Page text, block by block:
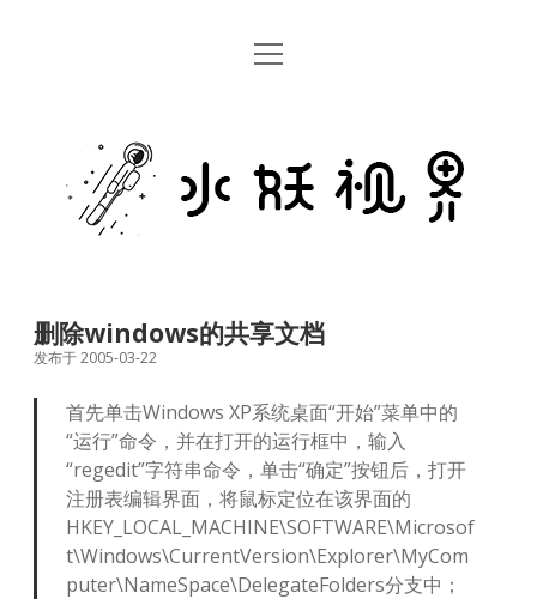
首页
关于
open
妖
视
删除windows的共享文档
发布于 2005-03-22
首先单击Windows XP系统桌面“开始”菜单中的
“运行”命令，并在打开的运行框中，输入
“regedit”字符串命令，单击“确定”按钮后，打开
注册表编辑界面，将鼠标定位在该界面的
HKEY_LOCAL_MACHINE\SOFTWARE\Microsof
t\Windows\CurrentVersion\Explorer\MyCom
puter\NameSpace\DelegateFolders分支中；